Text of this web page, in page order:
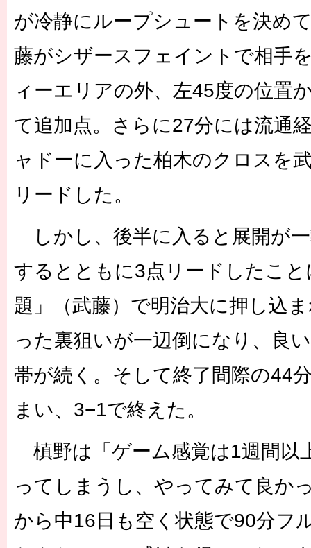
が冷静にループシュートを決め
藤がシザースフェイントで相手
ィーエリアの外、左45度の位置
て追加点。さらに27分には流通
ャドーに入った柏木のクロスを
リードした。
しかし、後半に入ると展開が
するとともに3点リードしたこ
題」（武藤）で明治大に押し込
った裏狙いが一辺倒になり、良
帯が続く。そして終了間際の44
まい、3−1で終えた。
槙野は「ゲーム感覚は1週間以
ってしまうし、やってみて良か
から中16日も空く状態で90分フ